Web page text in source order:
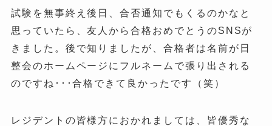
試験を無事終え後日、合否通知でもくるのかなと
思っていたら、友人から合格おめでとうのSNSが
きました。後で知りましたが、合格者は名前が日
整会のホームページにフルネームで張り出される
のですね･･･合格できて良かったです（笑）
レジデントの皆様方におかれましては、皆優秀な